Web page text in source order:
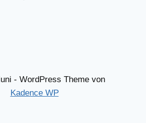
- WordPress Theme von
Kadence WP